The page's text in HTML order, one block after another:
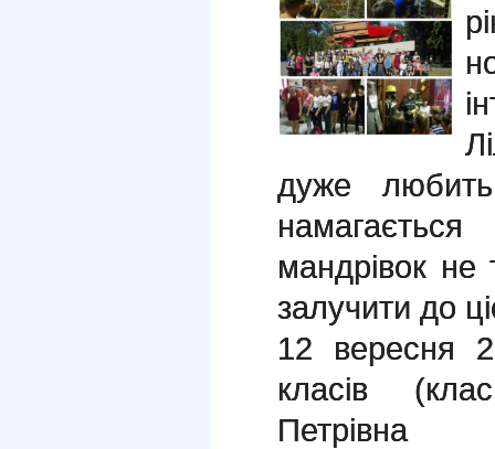
дуже
мандрівок не
залучити до
12 вересня
класів
Петрівна